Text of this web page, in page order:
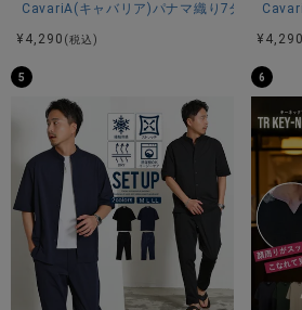
CavariA(キャバリア)パナマ織り7分袖カプ
¥ 4,290 (税込)
¥ 4,290
5 6